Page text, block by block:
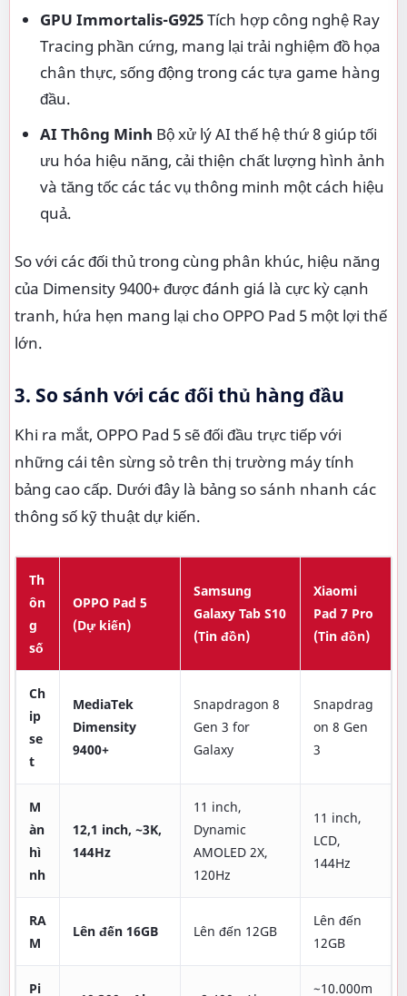
GPU Immortalis-G925Tích hợp công nghệ Ray
Tracing phần cứng, mang lại trải nghiệm đồ họa
chân thực, sống động trong các tựa game hàng
đầu.
AI Thông Minh Bộ xử lý AI thế hệ thứ 8 giúp tối
ưu hóa hiệu năng, cải thiện chất lượng hình ảnh
và tăng tốc các tác vụ thông minh một cách hiệu
quả.
So với các đối thủ trong cùng phân khúc, hiệu năng
của Dimensity 9400+ được đánh giá là cực kỳ cạnh
tranh, hứa hẹn mang lại cho OPPO Pad 5 một lợi thế
lớn.
3. So sánh với các đối thủ hàng đầu
Khi ra mắt, OPPO Pad 5 sẽ đối đầu trực tiếp với
những cái tên sừng sỏ trên thị trường máy tính
bảng cao cấp. Dưới đây là bảng so sánh nhanh các
thông số kỹ thuật dự kiến.
Th
ôn
g
số
OPPO Pad 5
(Dự kiến)
Samsung
Galaxy Tab S10
(Tin đồn)
Xiaomi
Pad 7 Pro
(Tin đồn)
Ch
ip
se
t
MediaTek
Dimensity
9400+
Snapdragon 8
Gen 3 for
Galaxy
Snapdrag
on 8 Gen
3
M
àn
hì
nh
12,1 inch, ~3K,
144Hz
11 inch,
Dynamic
AMOLED 2X,
120Hz
11 inch,
LCD,
144Hz
RA
M
Lên đến 16GB Lên đến 12GB
Lên đến
12GB
Pi ~10.000m